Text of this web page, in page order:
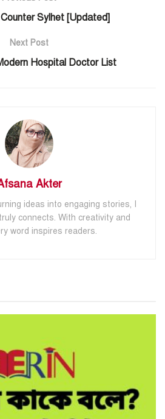
Sylhet [Updated]
Next Post
Hospital Doctor List
Akter
ideas into engaging stories, I
connects. With creativity and
word inspires readers.